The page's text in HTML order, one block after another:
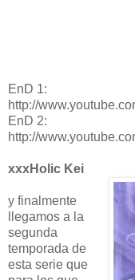
EnD 1:
http://
EnD 2:
http://
xxxHolic Kei
y finalmente
llegamos a la
segunda
temporada de
esta serie que